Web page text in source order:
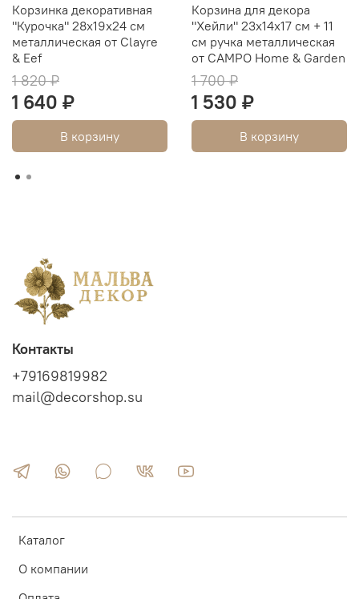
Корзинка декоративная
"Курочка" 28x19x24 см
металлическая от Clayre
& Eef
1 820 ₽
1 640 ₽
В корзину
Корзина для декора
"Хейли" 23x14x17 см + 11
см ручка металлическая
от CAMPO Home & Garden
1 700 ₽
1 530 ₽
В корзину
Каталог
О компании
Контакты
+79169819982
mail@decorshop.su